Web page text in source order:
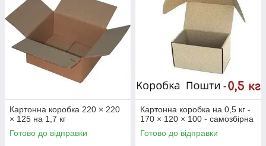
Картонна коробка 220 × 220
× 125 на 1,7 кг
Готово до відправки
Картонна коробка на 0,5 кг -
170 × 120 × 100 - самозбірна
Готово до відправки